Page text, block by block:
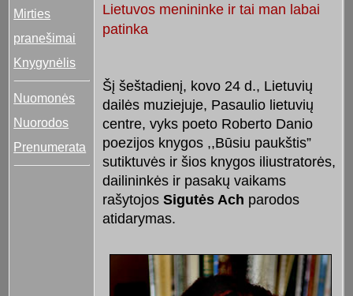
Mirties
pranešimai
Knygynėlis
Nuomonės
Nuorodos
Prenumerata
Lietuvos menininke ir tai man labai
patinka
Šį šeštadienį, kovo 24 d., Lietuvių
dailės muziejuje, Pasaulio lietuvių
centre, vyks poeto Roberto Danio
poezijos knygos ,,Būsiu paukštis”
sutiktuvės ir šios knygos iliustratorės,
dailininkės ir pasakų vaikams
rašytojos Sigutės Ach parodos
atidarymas.